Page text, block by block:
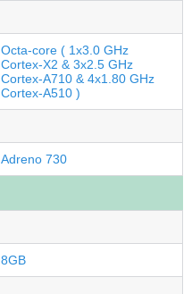
Octa-core ( 1x3.0 GHz
Cortex-X2 & 3x2.5 GHz
Cortex-A710 & 4x1.80 GHz
Cortex-A510 )
Adreno 730
8GB